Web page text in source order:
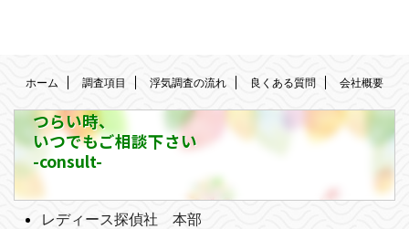
ホーム 調査項目 浮気調査の流れ 良くある質問 会社概要
つらい時、
いつでもご相談下さい
-consult-
レディース探偵社 本部